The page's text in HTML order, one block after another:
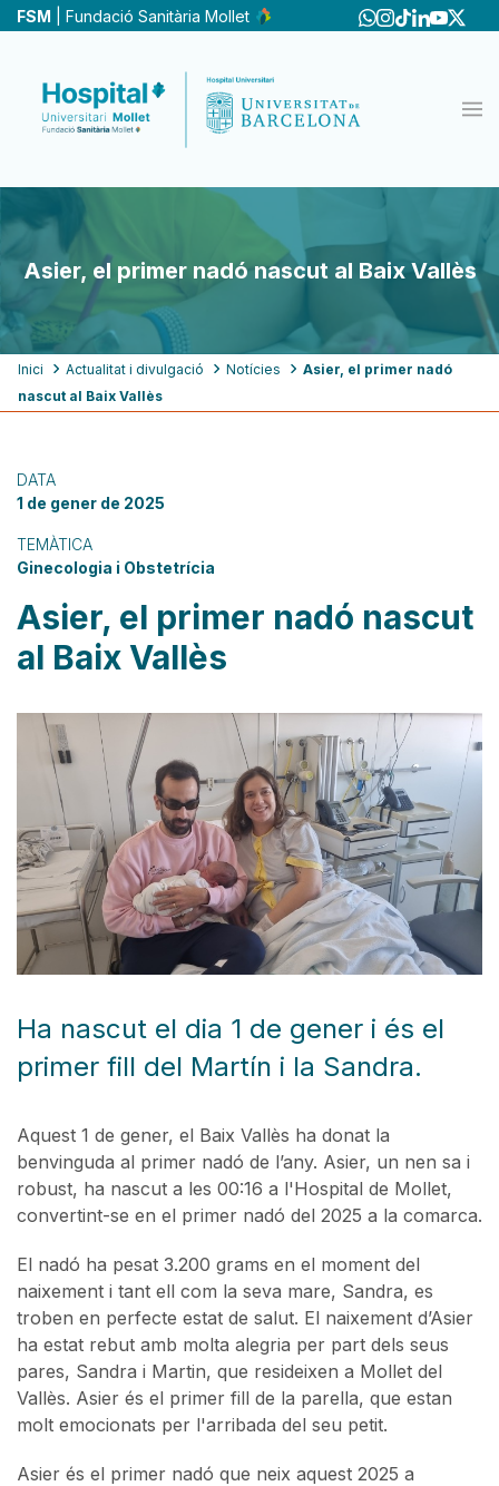
Vés
FSM | Fundació Sanitària Mollet
Asier, el primer nadó nascut al Baix Vallès
Fil
d'ariadna
Inici Actualitat i divulgació Notícies
Asier, el primer nadó
nascut al Baix Vallès
DATA
1 de gener de 2025
TEMÀTICA
Ginecologia i Obstetrícia
Asier, el primer nadó nascut
al Baix Vallès
Ha nascut el dia 1 de gener i és el
primer fill del Martín i la Sandra.
Aquest 1 de gener, el Baix Vallès ha donat la
benvinguda al primer nadó de l’any. Asier, un nen sa i
robust, ha nascut a les 00:16 a l'Hospital de Mollet,
convertint-se en el primer nadó del 2025 a la comarca.
El nadó ha pesat 3.200 grams en el moment del
naixement i tant ell com la seva mare, Sandra, es
troben en perfecte estat de salut. El naixement d’Asier
ha estat rebut amb molta alegria per part dels seus
pares, Sandra i Martin, que resideixen a Mollet del
Vallès. Asier és el primer fill de la parella, que estan
molt emocionats per l'arribada del seu petit.
Asier és el primer nadó que neix aquest 2025 a